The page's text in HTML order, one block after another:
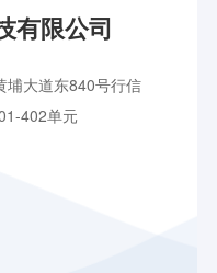
有限公司
埔大道东840号行信
402单元